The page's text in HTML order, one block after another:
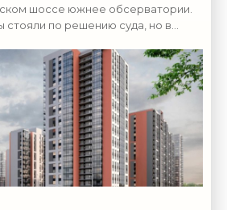
шоссе южнее обсерватории.
стояли по решению суда, но в